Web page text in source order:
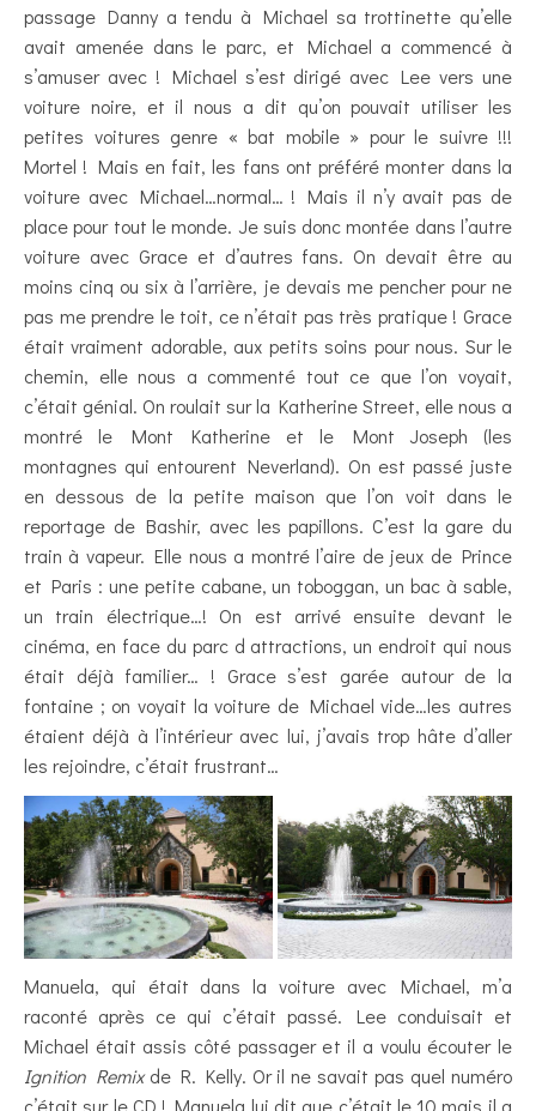
passage Danny a tendu à Michael sa trottinette qu’elle
avait amenée dans le parc, et Michael a commencé à
s’amuser avec ! Michael s’est dirigé avec Lee vers une
voiture noire, et il nous a dit qu’on pouvait utiliser les
petites voitures genre « bat mobile » pour le suivre !!!
Mortel ! Mais en fait, les fans ont préféré monter dans la
voiture avec Michael…normal… ! Mais il n’y avait pas de
place pour tout le monde. Je suis donc montée dans l’autre
voiture avec Grace et d’autres fans. On devait être au
moins cinq ou six à l’arrière, je devais me pencher pour ne
pas me prendre le toit, ce n’était pas très pratique ! Grace
était vraiment adorable, aux petits soins pour nous. Sur le
chemin, elle nous a commenté tout ce que l’on voyait,
c’était génial. On roulait sur la Katherine Street, elle nous a
montré le Mont Katherine et le Mont Joseph (les
montagnes qui entourent Neverland). On est passé juste
en dessous de la petite maison que l’on voit dans le
reportage de Bashir, avec les papillons. C’est la gare du
train à vapeur. Elle nous a montré l’aire de jeux de Prince
et Paris : une petite cabane, un toboggan, un bac à sable,
un train électrique…! On est arrivé ensuite devant le
cinéma, en face du parc d attractions, un endroit qui nous
était déjà familier… ! Grace s’est garée autour de la
fontaine ; on voyait la voiture de Michael vide…les autres
étaient déjà à l’intérieur avec lui, j’avais trop hâte d’aller
les rejoindre, c’était frustrant…
Manuela, qui était dans la voiture avec Michael, m’a
raconté après ce qui c’était passé. Lee conduisait et
Michael était assis côté passager et il a voulu écouter le
Ignition Remixde R. Kelly. Or il ne savait pas quel numéro
c’était sur le CD ! Manuela lui dit que c’était le 10 mais il a